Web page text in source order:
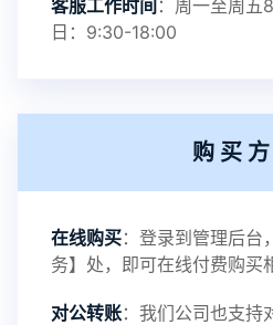
2024-03-05
更新
2024-01-04 更新
客服工作时间 ：周一至周
日：9:30-18:00
购买
在线购买：登录到管理后台
务】处，即可在线付费购买
对公转账：我们公司也支持